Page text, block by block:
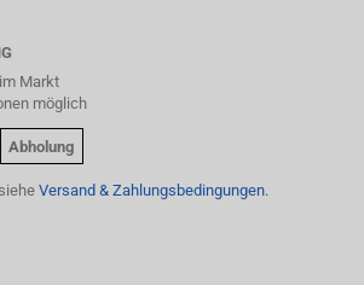
Markt
möglich
Abholung
Versand & Zahlungsbedingungen.